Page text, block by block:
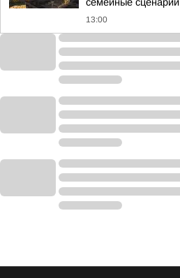
13:00